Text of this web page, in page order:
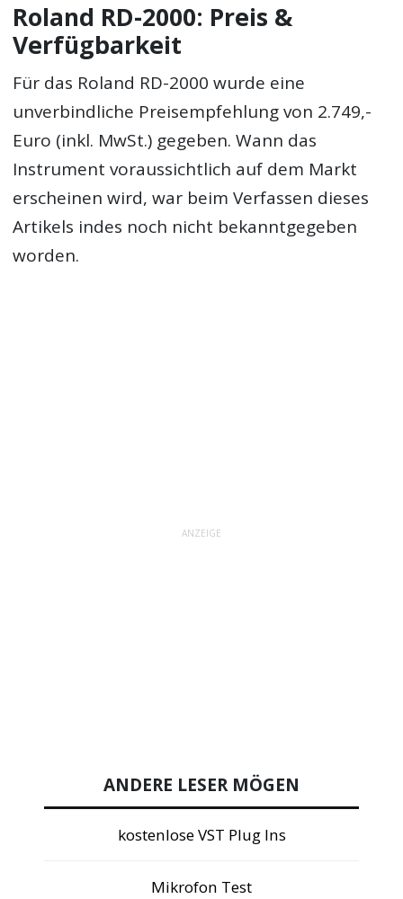
Roland RD-2000: Preis &
Verfügbarkeit
Für das Roland RD-2000 wurde eine
unverbindliche Preisempfehlung von 2.749,-
Euro (inkl. MwSt.) gegeben. Wann das
Instrument voraussichtlich auf dem Markt
erscheinen wird, war beim Verfassen dieses
Artikels indes noch nicht bekanntgegeben
worden.
ANZEIGE
ANDERE LESER MÖGEN
kostenlose VST Plug Ins
Mikrofon Test